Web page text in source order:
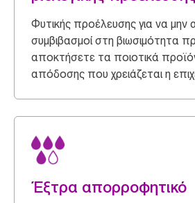
Φυτικής προέλευσης για να μην
συμβιβασμοί στη βιωσιμότητα
αποκτήσετε τα ποιοτικά
απόδοσης που χρειάζεται η
Έξτρα απορροφητικό